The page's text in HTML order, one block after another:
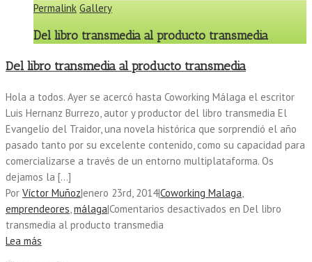
Permalink Gallery
Del libro transmedia al producto transmedia
Del libro transmedia al producto transmedia
Hola a todos. Ayer se acercó hasta Coworking Málaga el escritor
Luis Hernanz Burrezo, autor y productor del libro transmedia El
Evangelio del Traidor, una novela histórica que sorprendió el año
pasado tanto por su excelente contenido, como su capacidad para
comercializarse a través de un entorno multiplataforma. Os
dejamos la […]
Por Víctor Muñoz|enero 23rd, 2014|Coworking Malaga
emprendeores málaga|Comentarios desactivados en Del libro
transmedia al producto transmedia
Lea más